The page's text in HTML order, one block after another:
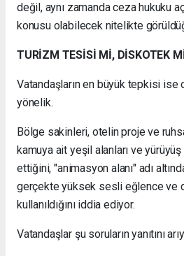
değil, aynı zamanda ceza hukuku
konusu olabilecek nitelikte
TURİZM TESİSİ Mİ, DİSKOTEK
Vatandaşların en büyük tepkisi ise
yönelik.
Bölge sakinleri, otelin proje ve
kamuya ait yeşil alanları ve yürüyüş
ettiğini, "animasyon alanı" adı
gerçekte yüksek sesli eğlence ve
kullanıldığını iddia ediyor.
Vatandaşlar şu soruların yanıtını